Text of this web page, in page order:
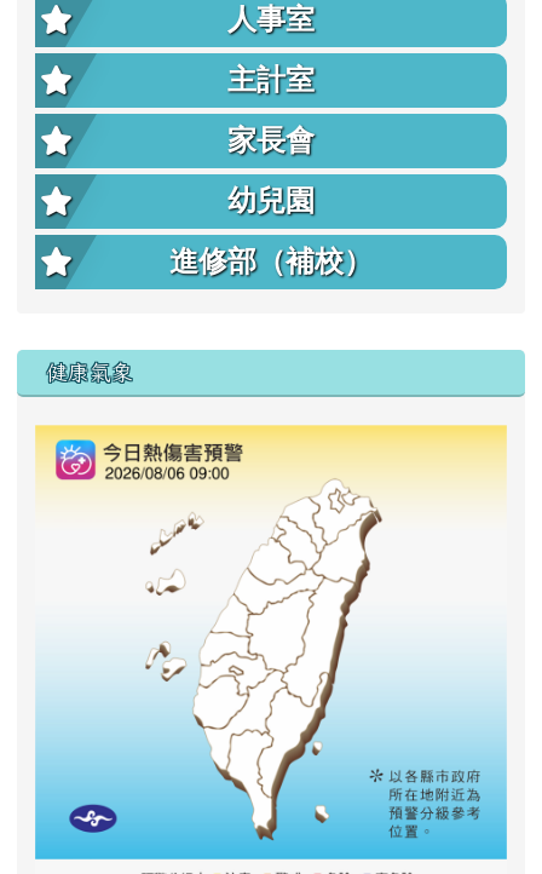
人事室
主計室
家長會
幼兒園
進修部（補校）
右邊區域內容
健康氣象